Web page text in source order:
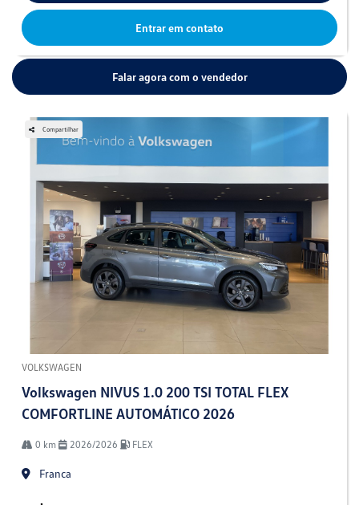
Entrar em contato
Falar agora com o vendedor
Compartilhar
VOLKSWAGEN
Volkswagen NIVUS 1.0 200 TSI TOTAL FLEX
COMFORTLINE AUTOMÁTICO 2026
0 km 2026/2026 FLEX
Franca